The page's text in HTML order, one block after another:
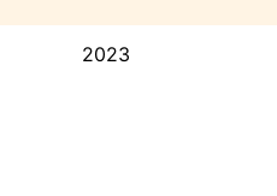
2023